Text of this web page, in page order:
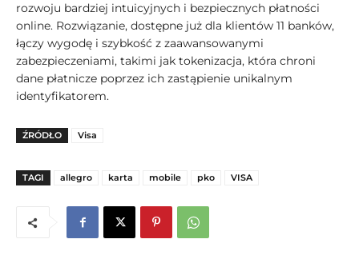
rozwoju bardziej intuicyjnych i bezpiecznych płatności
online. Rozwiązanie, dostępne już dla klientów 11 banków,
łączy wygodę i szybkość z zaawansowanymi
zabezpieczeniami, takimi jak tokenizacja, która chroni
dane płatnicze poprzez ich zastąpienie unikalnym
identyfikatorem.
ŹRÓDŁO Visa
TAGI allegro karta mobile pko VISA